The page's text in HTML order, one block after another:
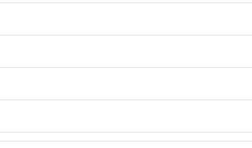
Largo